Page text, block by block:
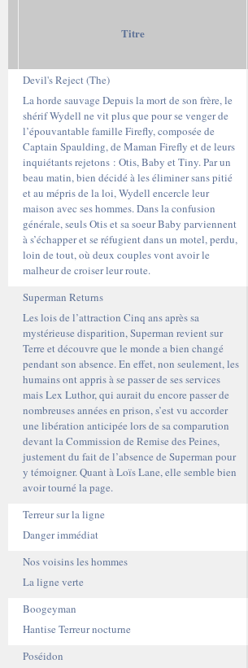
Titre
Devil's Reject (The)
La horde sauvage Depuis la mort de son frère, le
shérif Wydell ne vit plus que pour se venger de
l’épouvantable famille Firefly, composée de
Captain Spaulding, de Maman Firefly et de leurs
inquiétants rejetons : Otis, Baby et Tiny. Par un
beau matin, bien décidé à les éliminer sans pitié
et au mépris de la loi, Wydell encercle leur
maison avec ses hommes. Dans la confusion
générale, seuls Otis et sa soeur Baby parviennent
à s’échapper et se réfugient dans un motel, perdu,
loin de tout, où deux couples vont avoir le
malheur de croiser leur route.
Superman Returns
Les lois de l’attraction Cinq ans après sa
mystérieuse disparition, Superman revient sur
Terre et découvre que le monde a bien changé
pendant son absence. En effet, non seulement, les
humains ont appris à se passer de ses services
mais Lex Luthor, qui aurait du encore passer de
nombreuses années en prison, s’est vu accorder
une libération anticipée lors de sa comparution
devant la Commission de Remise des Peines,
justement du fait de l’absence de Superman pour
y témoigner. Quant à Loïs Lane, elle semble bien
avoir tourné la page.
Terreur sur la ligne
Danger immédiat
Nos voisins les hommes
La ligne verte
Boogeyman
Hantise Terreur nocturne
Poséidon